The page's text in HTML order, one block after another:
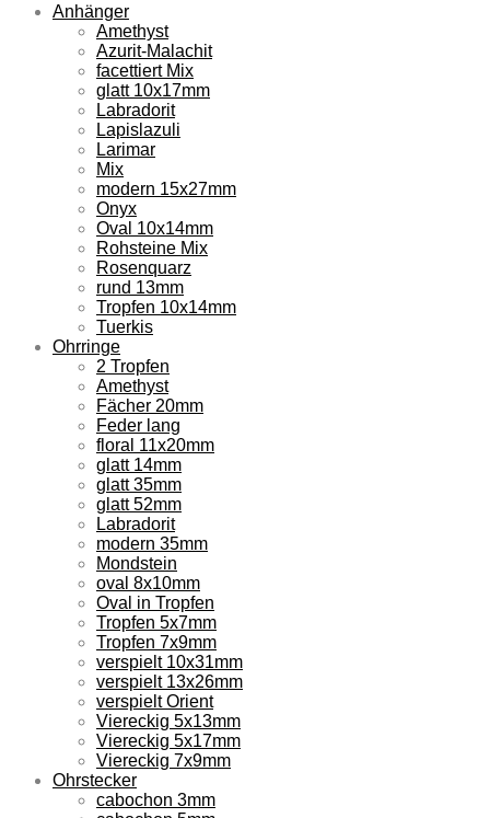
Anhänger
Amethyst
Azurit-Malachit
facettiert Mix
glatt 10x17mm
Labradorit
Lapislazuli
Larimar
Mix
modern 15x27mm
Onyx
Oval 10x14mm
Rohsteine Mix
Rosenquarz
rund 13mm
Tropfen 10x14mm
Tuerkis
Ohrringe
2 Tropfen
Amethyst
Fächer 20mm
Feder lang
floral 11x20mm
glatt 14mm
glatt 35mm
glatt 52mm
Labradorit
modern 35mm
Mondstein
oval 8x10mm
Oval in Tropfen
Tropfen 5x7mm
Tropfen 7x9mm
verspielt 10x31mm
verspielt 13x26mm
verspielt Orient
Viereckig 5x13mm
Viereckig 5x17mm
Viereckig 7x9mm
Ohrstecker
cabochon 3mm